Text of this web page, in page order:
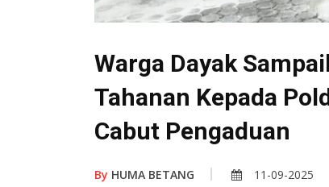
Warga Dayak
Tahanan Kepada
Cabut Pengaduan
By HUMA BETANG 11-09-2025